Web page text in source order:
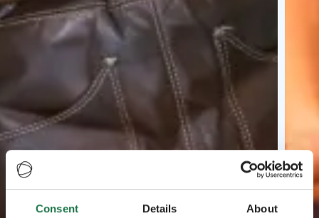
Consent Details About